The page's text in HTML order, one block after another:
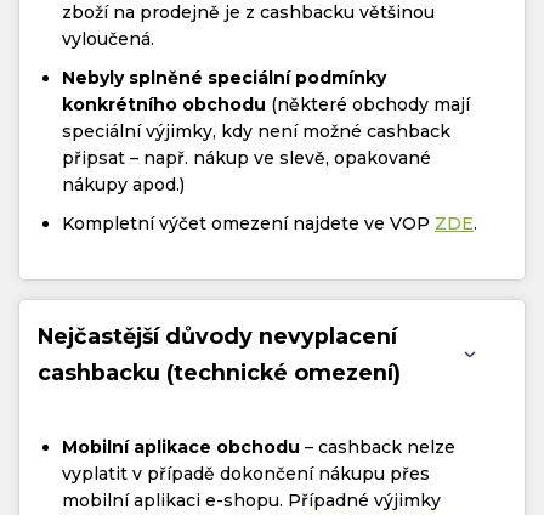
zboží na prodejně je z cashbacku většinou
vyloučená.
Nebyly splněné speciální podmínky
konkrétního obchodu (některé obchody mají
speciální výjimky, kdy není možné cashback
připsat – např. nákup ve slevě, opakované
nákupy apod.)
Kompletní výčet omezení najdete ve VOP ZDE.
Nejčastější důvody nevyplacení
cashbacku (technické omezení)
Mobilní aplikace obchodu – cashback nelze
vyplatit v případě dokončení nákupu přes
mobilní aplikaci e-shopu. Případné výjimky